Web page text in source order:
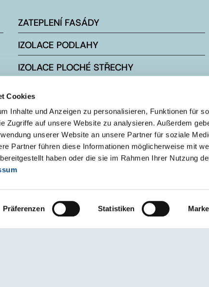
Cookies
Inhalte und Anzeigen zu personalisieren, Funktionen für
Zugriffe auf unsere Website zu analysieren. Außerdem
unserer Website an unsere Partner für soziale
Partner führen diese Informationen möglicherweise mit
haben oder die sie im Rahmen Ihrer Nutzung
Präferenzen Statistiken
ZATEPLENÍ FASÁDY
IZOLACE PODLAHY
IZOLACE PLOCHÉ STŘECHY
IZOLACE ZÁKLADOVÉ DESKY